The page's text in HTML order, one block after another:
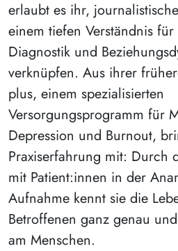
erlaubt es ihr,
einem tiefen Verständnis für
Diagnostik und
verknüpfen. Aus ihrer
plus, einem spezialisierten
Versorgungsprogramm für
Depression und Burnout,
Praxiserfahrung mit: Durch
mit Patient:innen in der
Aufnahme kennt sie die
Betroffenen ganz genau
am Menschen.